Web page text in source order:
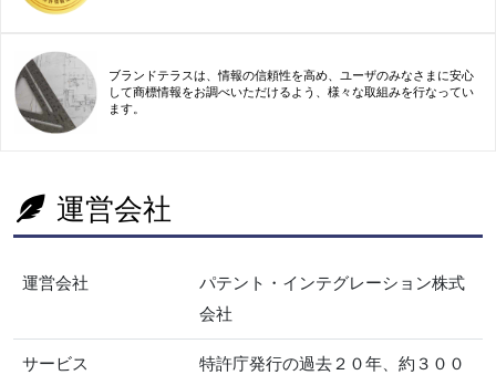
ブランドテラスは、情報の信頼性を高め、ユーザのみなさまに安心
して商標情報をお調べいただけるよう、様々な取組みを行なってい
ます。
運営会社
運営会社
パテント・インテグレーション株式
会社
サービス
特許庁発行の過去２０年、約３００